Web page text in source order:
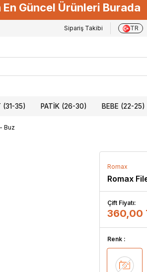
En Güncel Ürünleri Burada
Sipariş Takibi TR
(31-35) PATIK (26-30) BEBE (22-25)
Buz
Romax
Romax
Çift Fiyatı:
360,00
Renk :